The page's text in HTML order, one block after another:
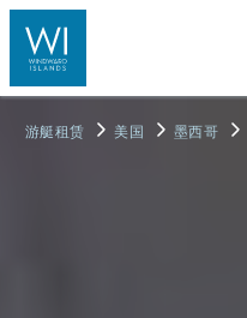
游艇租赁 美国 墨西哥